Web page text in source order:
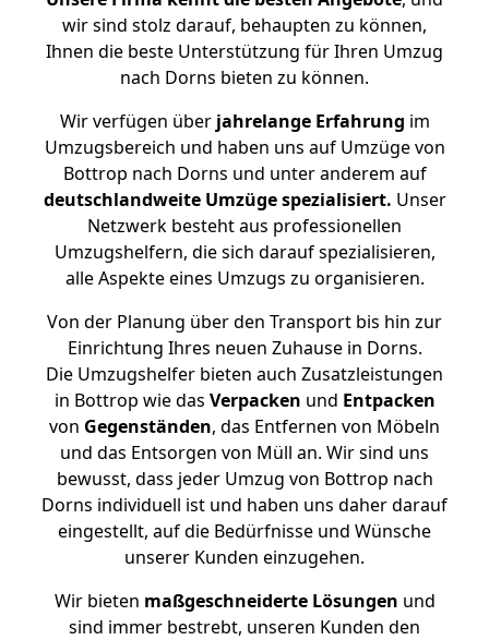
wir sind stolz darauf, behaupten zu können,
Ihnen die beste Unterstützung für Ihren Umzug
nach Dorns bieten zu können.
Wir verfügen überjahrelange Erfahrung im
Umzugsbereich und haben uns auf Umzüge von
Bottrop nach Dorns und unter anderem auf
deutschlandweite Umzüge spezialisiert. Unser
Netzwerk besteht aus professionellen
Umzugshelfern, die sich darauf spezialisieren,
alle Aspekte eines Umzugs zu organisieren.
Von der Planung über den Transport bis hin zur
Einrichtung Ihres neuen Zuhause in Dorns.
Die Umzugshelfer bieten auch Zusatzleistungen
in Bottrop wie das Verpacken und Entpacken
von Gegenständen, das Entfernen von Möbeln
und das Entsorgen von Müll an. Wir sind uns
bewusst, dass jeder Umzug von Bottrop nach
Dorns individuell ist und haben uns daher darauf
eingestellt, auf die Bedürfnisse und Wünsche
unserer Kunden einzugehen.
Wir bieten maßgeschneiderte Lösungen und
sind immer bestrebt, unseren Kunden den